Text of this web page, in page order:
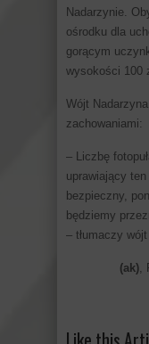
Nadarzynie.
ośrodku dla
gorącym
wysokości 100
Wójt
zachowaniami:
– Liczbę
uprawiający
bezpieczny,
będziemy
– tłumaczy
(ak)